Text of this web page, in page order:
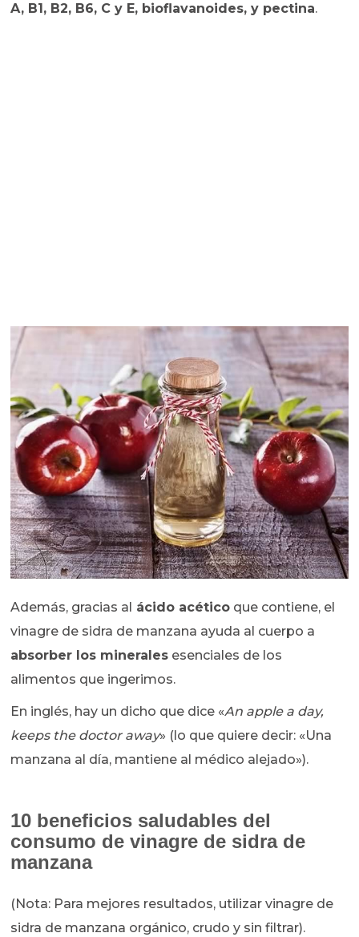
A, B1, B2, B6, C y E, bioflavanoides, y pectina.
Además, gracias al ácido acético que contiene, el
vinagre de sidra de manzana ayuda al cuerpo a
absorber los minerales esenciales de los
alimentos que ingerimos.
En inglés, hay un dicho que dice «An apple a day,
keeps the doctor away» (lo que quiere decir: «Una
manzana al día, mantiene al médico alejado»).
10 beneficios saludables del
consumo de vinagre de sidra de
manzana
(Nota: Para mejores resultados, utilizar vinagre de
sidra de manzana orgánico, crudo y sin filtrar).